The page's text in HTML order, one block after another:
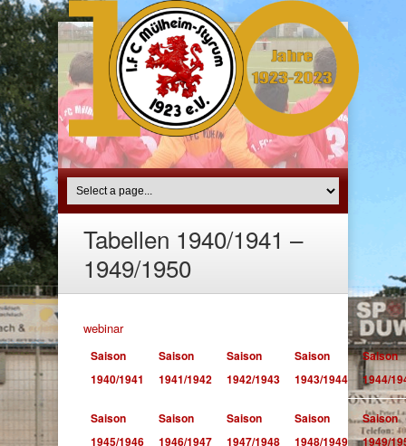
Tabellen 1940/1941 –
1949/1950
webinar
Saison
1940/1941
Saison
1941/1942
Saison
1942/1943
Saison
1943/1944
Saison
1944/
Saison
1945/1946
Saison
1946/1947
Saison
1947/1948
Saison
1948/1949
Saison
1949/